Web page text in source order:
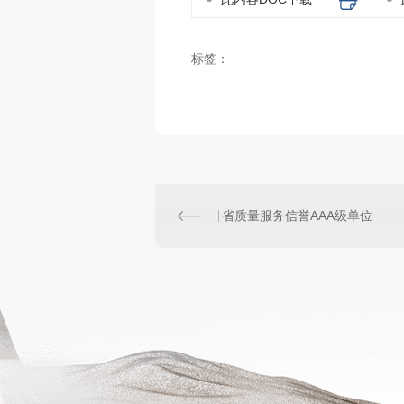
标签：
省质量服务信誉AAA级单位